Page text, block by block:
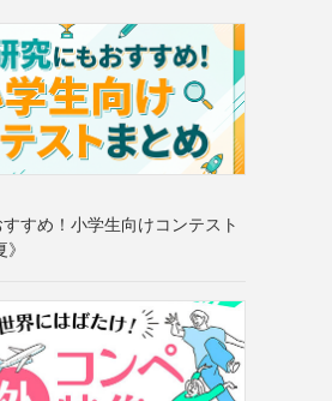
すめ！小学生向けコンテスト